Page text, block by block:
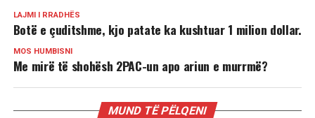
LAJMI I RRADHËS
Botë e çuditshme, kjo patate ka kushtuar 1 milion dollar.
MOS HUMBISNI
Me mirë të shohësh 2PAC-un apo ariun e murrmë?
MUND TË PËLQENI